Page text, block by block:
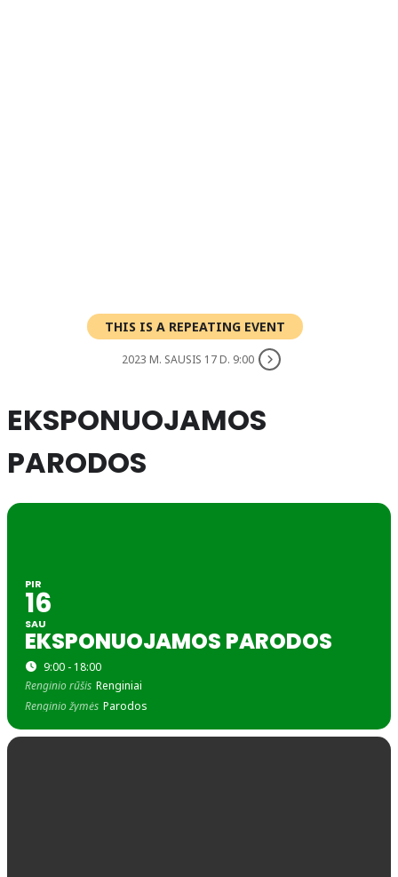
THIS IS A REPEATING EVENT
2023 M. SAUSIS 17 D. 9:00
EKSPONUOJAMOS
PARODOS
PIR
16
SAU
EKSPONUOJAMOS PARODOS
9:00 - 18:00
Renginio rūšis Renginiai
Renginio žymės Parodos